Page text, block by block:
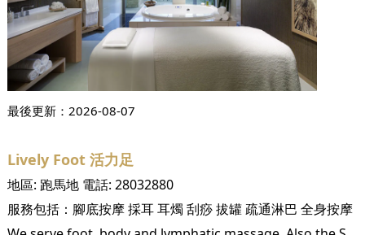
最後更新： 2026-08-07
Lively Foot 活力足
地區: 跑馬地電話: 28032880
服務包括： 腳底按摩採耳耳燭 刮痧拔罐疏通淋巴 全身按摩